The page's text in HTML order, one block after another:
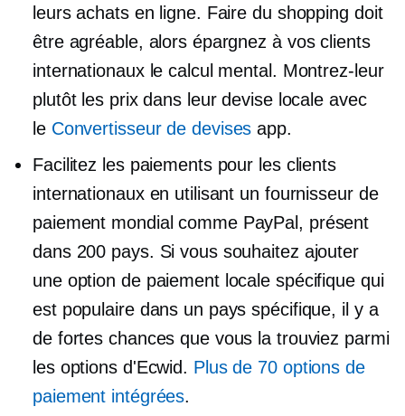
leurs achats en ligne. Faire du shopping doit
être agréable, alors épargnez à vos clients
internationaux le calcul mental. Montrez-leur
plutôt les prix dans leur devise locale avec
le Convertisseur de devises app.
Facilitez les paiements pour les clients
internationaux en utilisant un fournisseur de
paiement mondial comme PayPal, présent
dans 200 pays. Si vous souhaitez ajouter
une option de paiement locale spécifique qui
est populaire dans un pays spécifique, il y a
de fortes chances que vous la trouviez parmi
les options d'Ecwid. Plus de 70 options de
paiement intégrées.